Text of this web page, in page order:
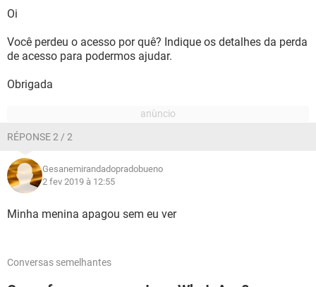
Oi
Você perdeu o acesso por quê? Indique os detalhes da perda
de acesso para podermos ajudar.
Obrigada
RÉPONSE 2 / 2
Gesanemirandadopradobueno
2 fev 2019 à 12:55
Minha menina apagou sem eu ver
Conversas semelhantes